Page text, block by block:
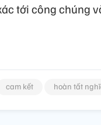
tới công chúng
cam kết hoàn tất